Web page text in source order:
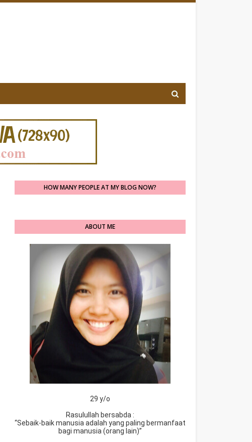
HOW MANY PEOPLE AT MY BLOG NOW?
ABOUT ME
29 y/o
Rasulullah bersabda :
“Sebaik-baik manusia adalah yang paling bermanfaat
bagi manusia (orang lain)”